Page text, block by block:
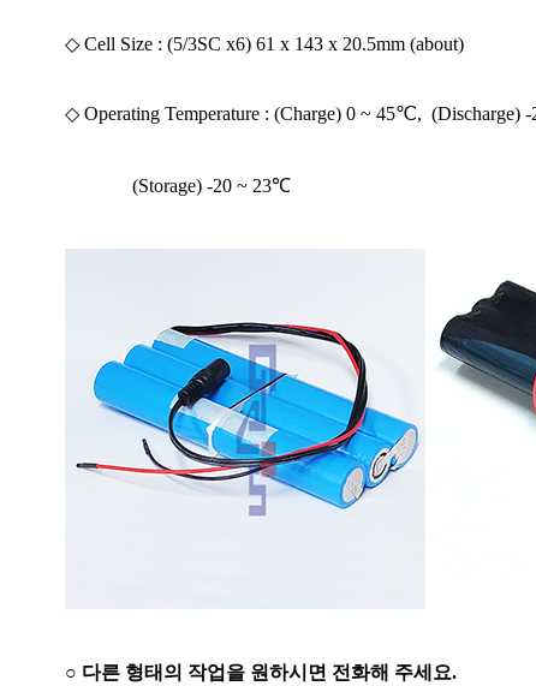
◇ Cell Size : (5/3SC x6) 61 x 143 x 20.5mm (about)
◇ Operating Temperature : (Charge) 0 ~ 45℃, (Discharge)
(Storage) -20 ~ 23℃
○ 다른 형태의 작업을 원하시면 전화해 주세요.